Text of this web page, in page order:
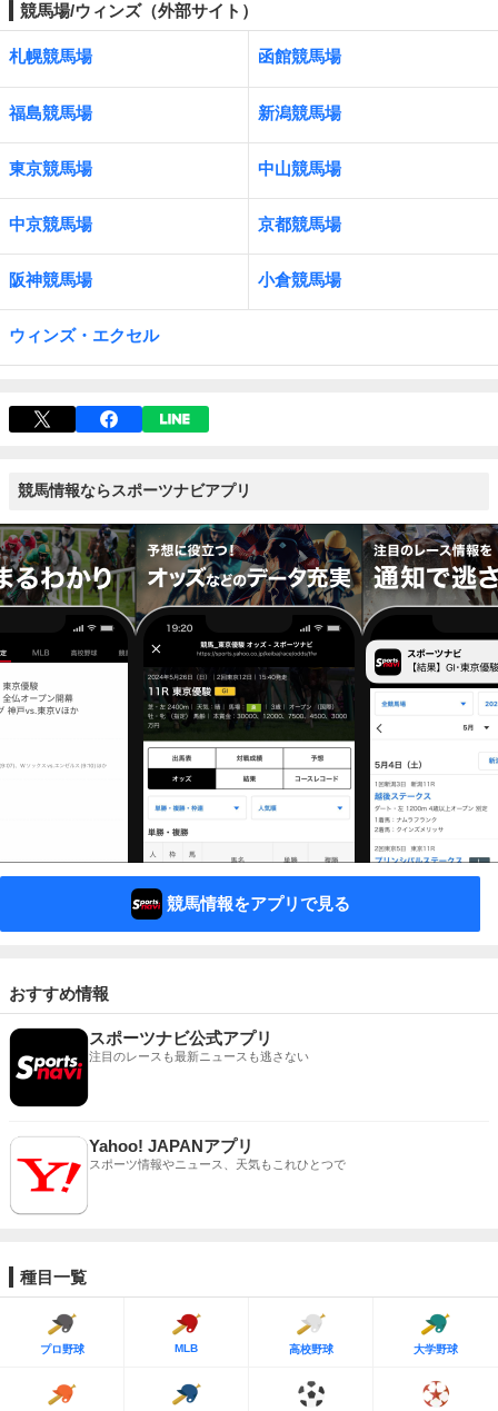
競馬場/ウィンズ（外部サイト）
札幌競馬場 函館競馬場
福島競馬場 新潟競馬場
東京競馬場 中山競馬場
中京競馬場 京都競馬場
阪神競馬場 小倉競馬場
ウィンズ・エクセル
競馬情報ならスポーツナビアプリ
競馬情報をアプリで見る
おすすめ情報
スポーツナビ公式アプリ
注目のレースも最新ニュースも逃さない
Yahoo! JAPANアプリ
スポーツ情報やニュース、天気もこれひとつで
種目一覧
プロ野球 MLB 高校野球 大学野球